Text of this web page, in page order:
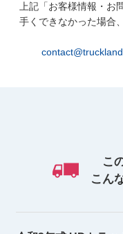
上記「お客様情報・お
手くできなかった場合
こ
こん